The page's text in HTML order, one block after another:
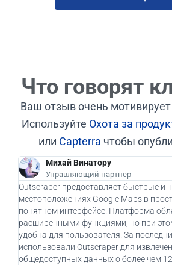
Что говорят
Ваш отзыв очень
Используйте Охота за
или Capterra чтобы
Михай Винатору
Управляющий партнер
Outscraper предоставляет быстрые и
местоположениях Google Maps в
понятном интерфейсе. Платформа
расширенными функциями, но при
удобна для пользователя. За
использовали Outscraper для
общедоступных данных о более чем